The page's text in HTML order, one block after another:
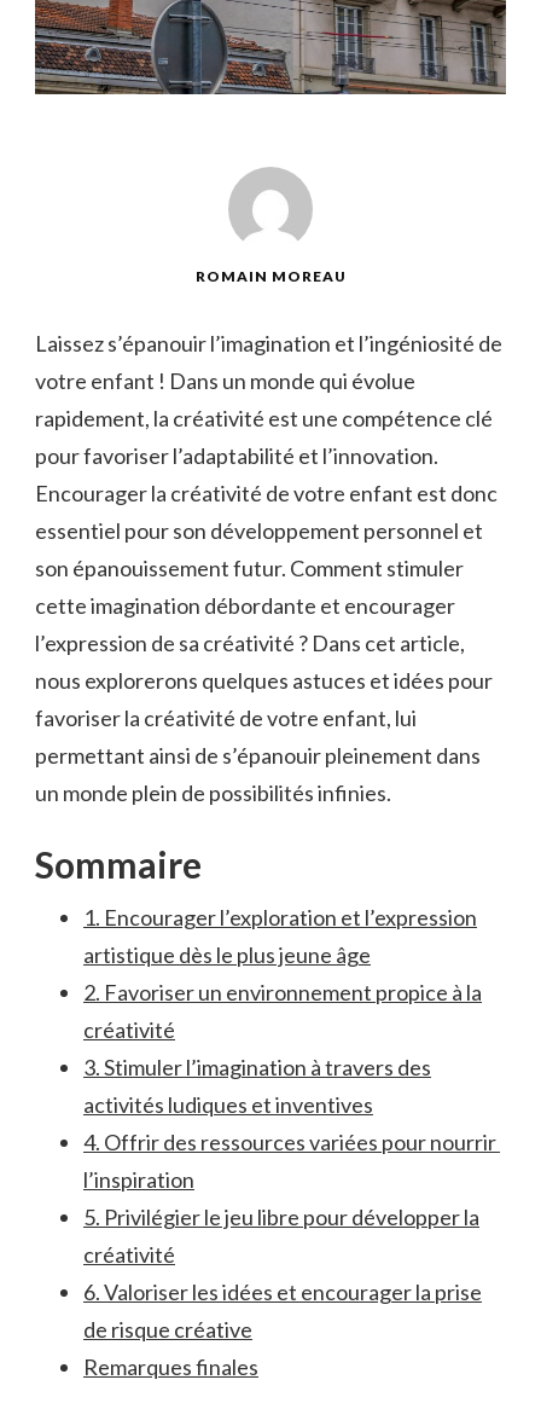
ROMAIN MOREAU
Laissez s’épanouir l’imagination et l’ingéniosité de
votre enfant​ ! Dans un⁤ monde qui évolue⁢
rapidement,⁤ la⁣ créativité ⁣est une compétence ‌clé
pour ​favoriser l’adaptabilité ⁤et l’innovation.⁣
Encourager‍ la créativité ⁢de votre enfant est ⁤donc
essentiel pour son développement personnel et
son​ épanouissement futur. Comment stimuler
cette ‌imagination​ débordante et​ encourager ​
l’expression de ⁣sa créativité ? ⁢Dans​ cet article,
nous explorerons quelques‍ astuces‌ et idées⁢ pour
favoriser la créativité de​ votre enfant, lui
permettant ainsi de s’épanouir pleinement dans
un monde plein de possibilités infinies.
Sommaire
1. Encourager ‍l’exploration‌ et l’expression
artistique dès le plus ‍jeune âge
2. Favoriser un‍ environnement propice à la
créativité
3. Stimuler l’imagination à ⁣travers des
activités ludiques ⁢et ‌inventives
4. Offrir⁢ des ⁤ressources ​variées ‍pour​ nourrir ​
l’inspiration
5. Privilégier le jeu ⁤libre pour développer la
créativité
6.⁤ Valoriser⁣ les idées et encourager la⁢ prise
de risque⁤ créative
Remarques finales